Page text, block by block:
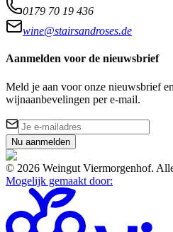
0179 70 19 436
wine@stairsandroses.de
Aanmelden voor de nieuwsbrief
Meld je aan voor onze nieuwsbrief
wijnaanbevelingen per e-mail.
Nu aanmelden
© 2026 Weingut Viermorgenhof.
Mogelijk gemaakt door: